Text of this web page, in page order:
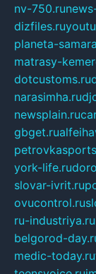
nv-750.ru
dizfiles.ru
planeta-
matrasy-
dotcustoms.ru
narasimha.ru
newsplain.ru
gbget.ru
york-life.ru
slovar-ivrit.ru
ovucontrol.ru
ru-industriya.ru
belgorod-
medic-today.ru